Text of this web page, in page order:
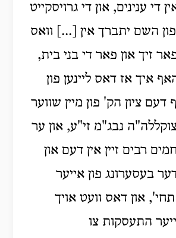
די ענינים, און די גרויסקייט
השם יתברך אין [...] וואס
זיך און פאר די בני בית,
איך אז דאס ליינען פון
דעם ציון הק' פון מיין שווער
נבג"מ זי"ע, און ער
רבים זיין אין דעם און
בעסערונג פון אייער
תחי', און דאס וועט אויך
התעסקות צו